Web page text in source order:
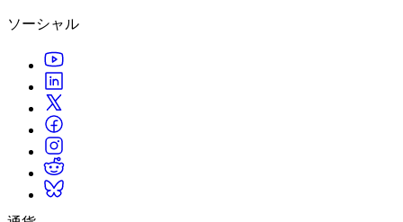
Unity がサポートする 25 以上のプラットフォームを見る
LiveOps
ローンチ後のインサイトとライブゲームオペレーション
成長
詳しく見る
発見され、モバイルユーザーを獲得する
運用の卓越性を達成する
小売
店内体験をオンライン体験に変換する
自動車
イノベーションと車内体験を促進する
すべての業界を見る
技術用語のライブラリ
ケーススタディ
実際の成功事例
ベストプラクティスガイド
専門家のヒントとコツ
デモ
ライブストリーム
Unity Awards
世界中のUnityクリエイターを祝う
Unity は初めてですか？旅を始めましょう
ハウツーガイド
実用的なヒントとベストプラクティス
教育
学生向け
キャリアをスタートさせる
ソーシャル